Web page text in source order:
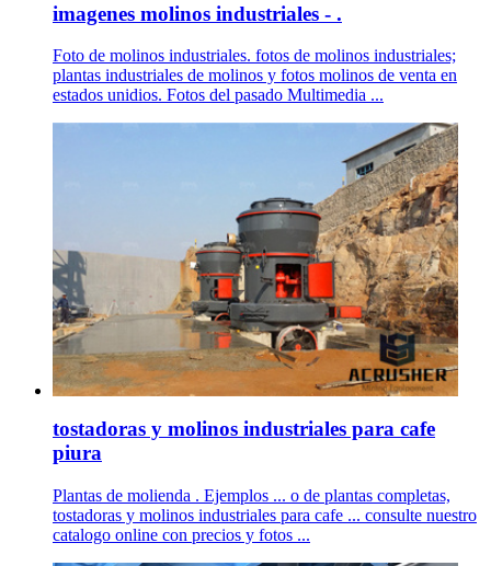
imagenes molinos industriales - .
Foto de molinos industriales. fotos de molinos industriales;
plantas industriales de molinos y fotos molinos de venta en
estados unidios. Fotos del pasado Multimedia ...
tostadoras y molinos industriales para cafe
piura
Plantas de molienda . Ejemplos ... o de plantas completas,
tostadoras y molinos industriales para cafe ... consulte nuestro
catalogo online con precios y fotos ...